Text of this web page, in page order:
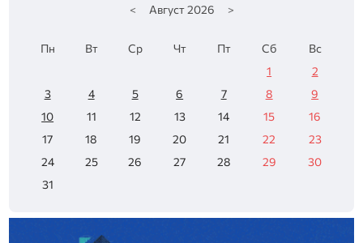
< Август 2026 >
Пн Вт Ср Чт Пт Сб
Вс
1
2
3
4 5 6 7 8
9
10
11 12 13 14 15
16
17
18 19 20 21 22
23
24
25 26 27 28 29
30
31